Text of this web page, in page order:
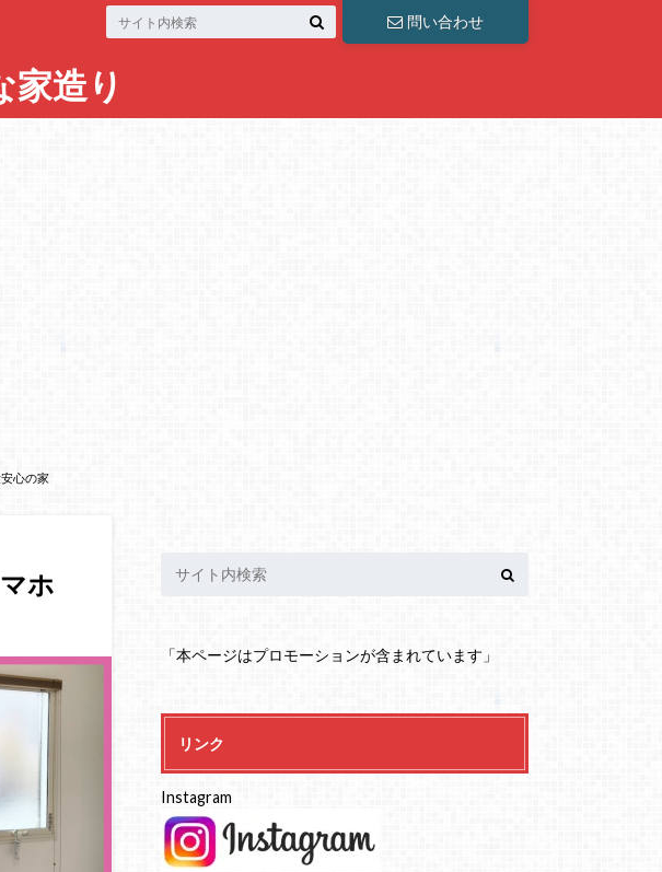
家造り
問い合わせ
心の家
ホ
「本ページはプロモーションが含まれています」
リンク
Instagram